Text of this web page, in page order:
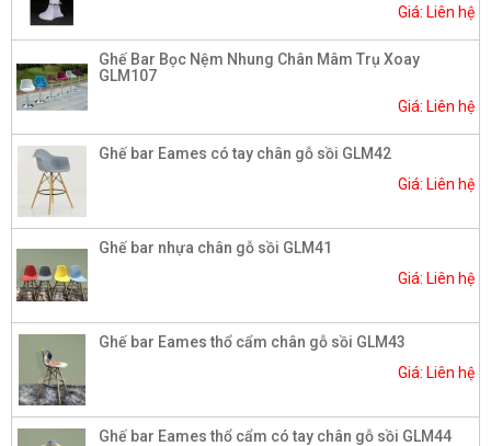
Giá: Liên hệ
Ghế Bar Bọc Nệm Nhung Chân Mâm Trụ Xoay
GLM107
Giá: Liên hệ
Ghế bar Eames có tay chân gỗ sồi GLM42
Giá: Liên hệ
Ghế bar nhựa chân gỗ sồi GLM41
Giá: Liên hệ
Ghế bar Eames thổ cẩm chân gỗ sồi GLM43
Giá: Liên hệ
Ghế bar Eames thổ cẩm có tay chân gỗ sồi GLM44